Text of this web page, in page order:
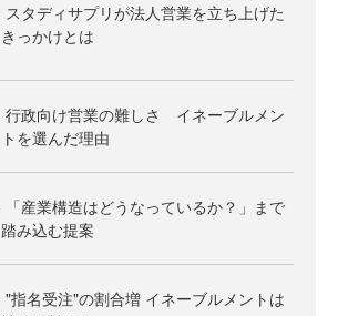
スタディサプリが法人営業を立ち上げた
きっかけとは
行政向け営業の難しさ イネーブルメン
トを選んだ理由
「産業構造はどうなっているか？」まで
踏み込む提案
"指名受注"の割合増 イネーブルメントは